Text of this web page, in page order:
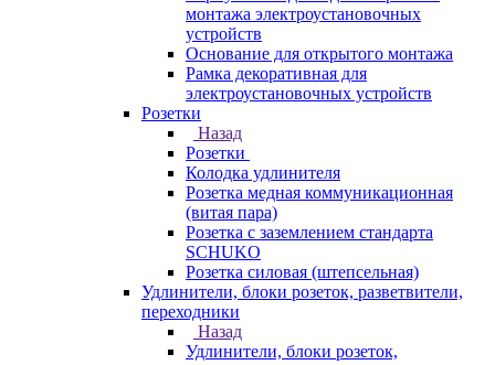
монтажа электроустановочных
устройств
Основание для открытого монтажа
Рамка декоративная для
электроустановочных устройств
Розетки
Назад
Розетки
Колодка удлинителя
Розетка медная коммуникационная
(витая пара)
Розетка с заземлением стандарта
SCHUKO
Розетка силовая (штепсельная)
Удлинители, блоки розеток, разветвители,
переходники
Назад
Удлинители, блоки розеток,